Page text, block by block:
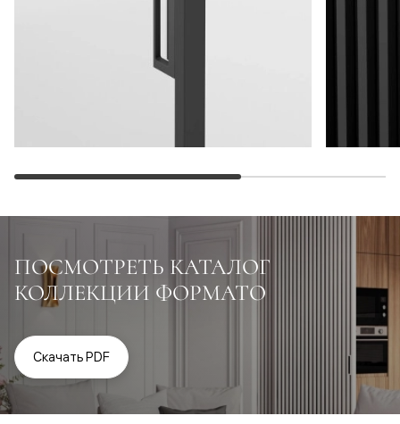
ПОСМОТРЕТЬ КАТАЛОГ
КОЛЛЕКЦИИ ФОРМАТО
Скачать PDF